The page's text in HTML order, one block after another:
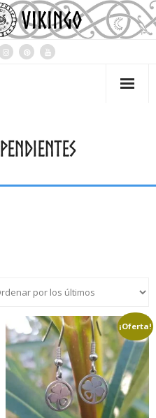
PENDIENTES
¡Oferta!